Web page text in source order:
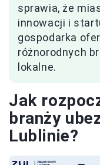
sprawia, że
innowacji i
gospodarka
różnorodnych
lokalne.
Jak
branży
Lublinie?